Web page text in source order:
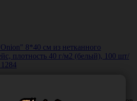
8*40 см из нетканного
плотность 40 г/м2 (белый), 100 шт/